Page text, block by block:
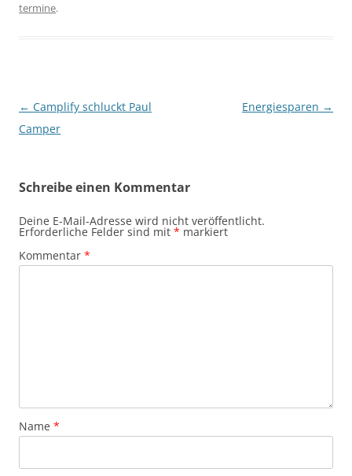
termine.
Beitragsnavigation
← Camplify schluckt Paul
Camper
Energiesparen →
Schreibe einen Kommentar
Deine E-Mail-Adresse wird nicht veröffentlicht.
Erforderliche Felder sind mit * markiert
Kommentar *
Name *